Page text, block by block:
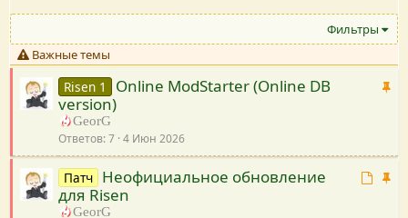
Фильтры
Важные темы
В
а
я
Risen 1
Online ModStarter (Online DB
version)
GeorG
Ответов 7 4 Июн 2026
В
Патч Неофициальное обновление
для Risen
GeorG